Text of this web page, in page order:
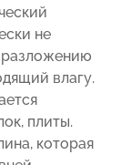
не
влагу.
плиты.
которая